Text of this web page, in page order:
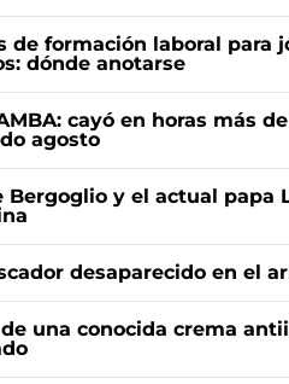
de formación laboral para
dónde anotarse
cayó en horas más
agosto
Bergoglio y el actual papa
desaparecido en el
una conocida crema